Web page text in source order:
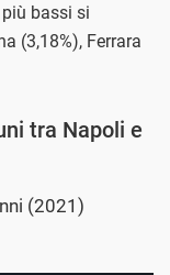
bassi si
(3,18%), Ferrara
tra Napoli e
(2021)